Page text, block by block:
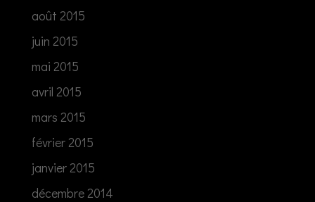
août 2015
juin 2015
mai 2015
avril 2015
mars 2015
février 2015
janvier 2015
décembre 2014